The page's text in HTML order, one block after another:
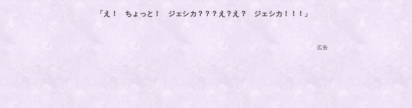
「え！ ちょっと！ ジェシカ？？？え？え？ ジェシカ！！！」
広告